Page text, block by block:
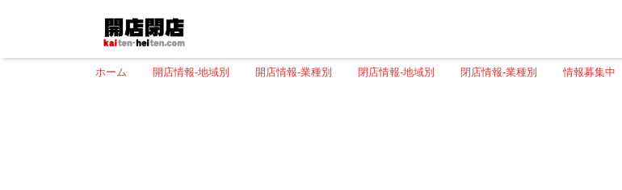
ホーム 開店情報-地域別 開店情報-業種別 閉店情報-地域別 閉店情報-業種別 情報募集中